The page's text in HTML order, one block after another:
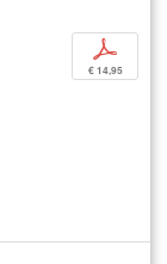
p
€ 14,95